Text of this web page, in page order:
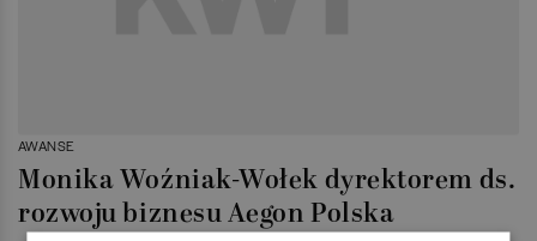
AWANSE
Monika Woźniak-Wołek dyrektorem ds.
rozwoju biznesu Aegon Polska